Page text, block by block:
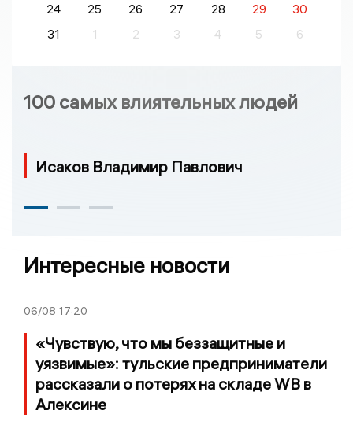
24
25 26 27 28 29
30
31
1 2 3 4 5 6
100 самых влиятельных людей
Исаков Владимир Павлович
Интересные новости
06/08 17:20
«Чувствую, что мы беззащитные и
уязвимые»: тульские предприниматели
рассказали о потерях на складе WB в
Алексине